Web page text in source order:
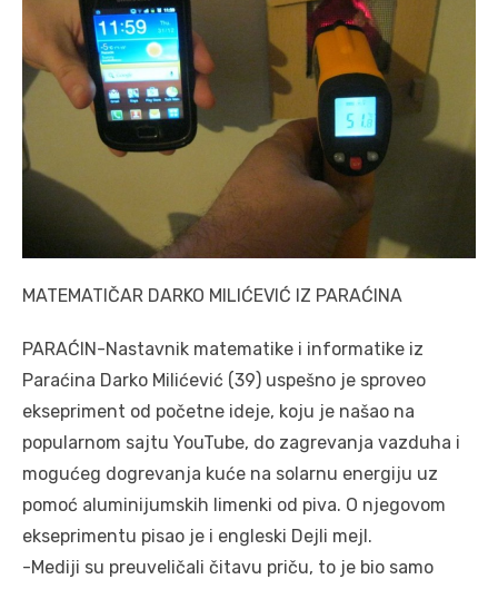
MATEMATIČAR DARKO MILIĆEVIĆ IZ PARAĆINA
PARAĆIN-Nastavnik matematike i informatike iz
Paraćina Darko Milićević (39) uspešno je sproveo
eksepriment od početne ideje, koju je našao na
popularnom sajtu YouTube, do zagrevanja vazduha i
mogućeg dogrevanja kuće na solarnu energiju uz
pomoć aluminijumskih limenki od piva. O njegovom
ekseprimentu pisao je i engleski Dejli mejl.
-Mediji su preuveličali čitavu priču, to je bio samo